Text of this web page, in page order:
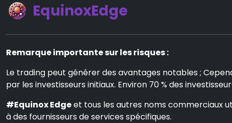
EquinoxEdge
Remarque importante sur les risques :
Le trading peut générer des avantages notables ;
par les investisseurs initiaux. Environ 70 % des
#Equinox Edgeet tous les autres noms commerciaux
à des fournisseurs de services spécifiques.